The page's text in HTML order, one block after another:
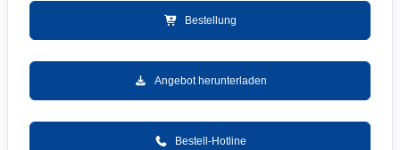
Bestellung
Angebot herunterladen
Bestell-Hotline